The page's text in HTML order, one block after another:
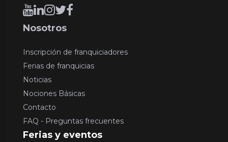
Nosotros
Inscripción de franquiciadores
Ferias de franquicias
Noticias
Nociones Básicas
Contacto
FAQ - Preguntas frecuentes
Ferias y eventos